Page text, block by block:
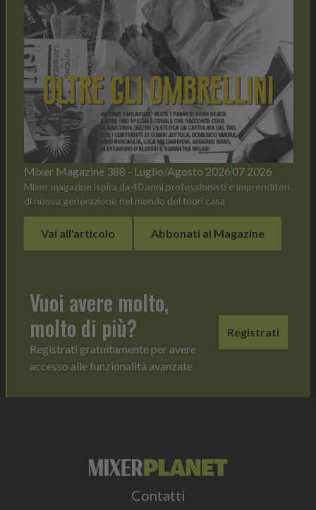
Mixer Magazine 388 - Luglio/Agosto 2026 07 2026
Mixer magazine ispira da 40 anni professionisti e imprenditori
di nuova generazione nel mondo del fuori casa
Vai all'articolo Abbonati al Magazine
Vuoi avere molto,
molto di più?
Registrati gratuitamente per avere
accesso alle funzionalità avanzate
Registrati
Contatti